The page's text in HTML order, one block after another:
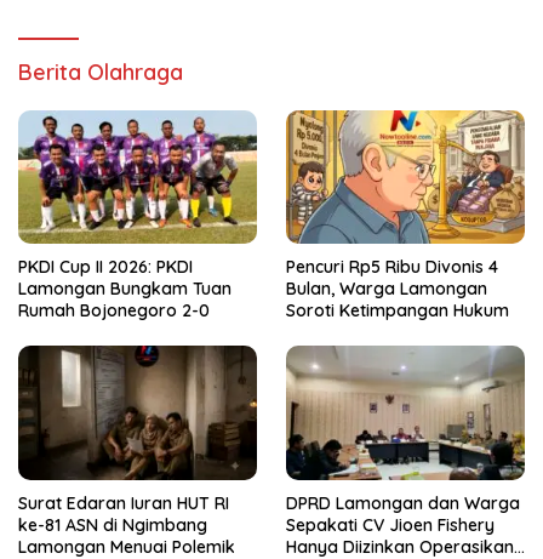
Berita Olahraga
PKDI Cup II 2026: PKDI
Lamongan Bungkam Tuan
Rumah Bojonegoro 2-0
Pencuri Rp5 Ribu Divonis 4
Bulan, Warga Lamongan
Soroti Ketimpangan Hukum
Surat Edaran Iuran HUT RI
ke-81 ASN di Ngimbang
Lamongan Menuai Polemik
DPRD Lamongan dan Warga
Sepakati CV Jioen Fishery
Hanya Diizinkan Operasikan